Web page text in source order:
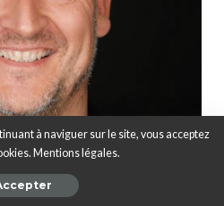
à naviguer sur le site, vous acceptez
Mentions légales.